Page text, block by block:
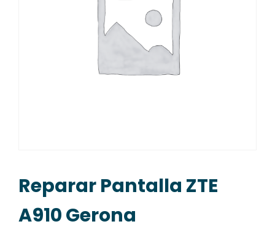
Reparar Pantalla ZTE
A910 Gerona